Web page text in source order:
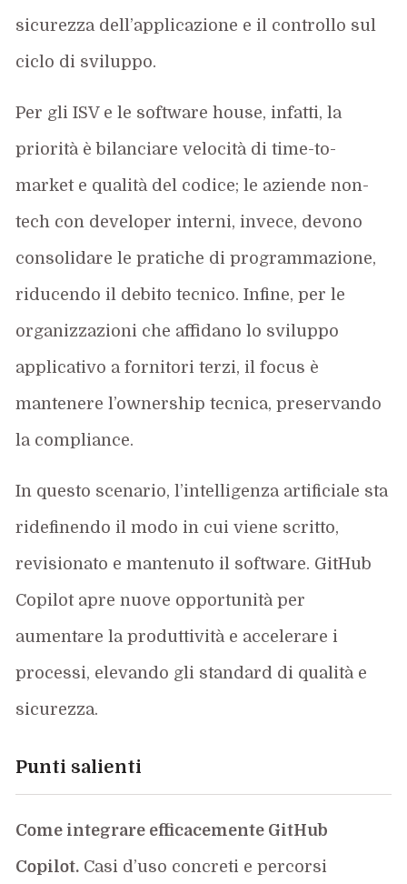
sicurezza dell’applicazione e il controllo sul
ciclo di sviluppo.
Per gli ISV e le software house, infatti, la
priorità è bilanciare velocità di time-to-
market e qualità del codice; le aziende non-
tech con developer interni, invece, devono
consolidare le pratiche di programmazione,
riducendo il debito tecnico. Infine, per le
organizzazioni che affidano lo sviluppo
applicativo a fornitori terzi, il focus è
mantenere l’ownership tecnica, preservando
la compliance.
In questo scenario, l’intelligenza artificiale sta
ridefinendo il modo in cui viene scritto,
revisionato e mantenuto il software. GitHub
Copilot apre nuove opportunità per
aumentare la produttività e accelerare i
processi, elevando gli standard di qualità e
sicurezza.
Punti salienti
Come integrare efficacemente GitHub
Copilot. Casi d’uso concreti e percorsi